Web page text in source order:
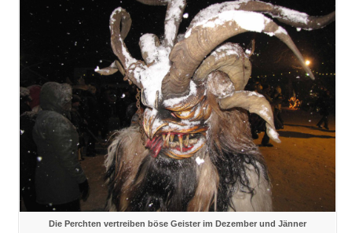
Die Perchten vertreiben böse Geister im Dezember und Jänner